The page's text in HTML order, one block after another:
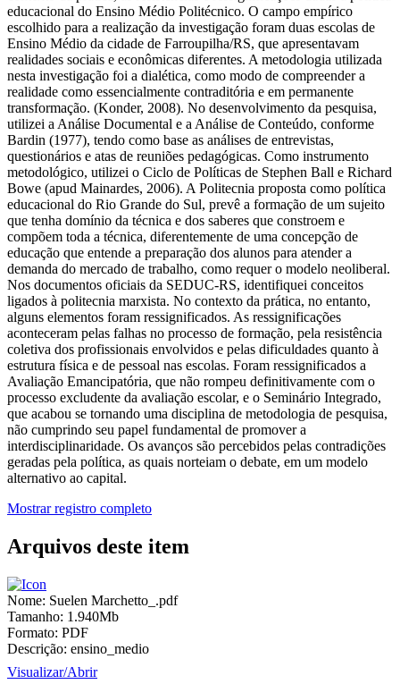
educacional do Ensino Médio Politécnico. O campo empírico
escolhido para a realização da investigação foram duas escolas de
Ensino Médio da cidade de Farroupilha/RS, que apresentavam
realidades sociais e econômicas diferentes. A metodologia utilizada
nesta investigação foi a dialética, como modo de compreender a
realidade como essencialmente contraditória e em permanente
transformação. (Konder, 2008). No desenvolvimento da pesquisa,
utilizei a Análise Documental e a Análise de Conteúdo, conforme
Bardin (1977), tendo como base as análises de entrevistas,
questionários e atas de reuniões pedagógicas. Como instrumento
metodológico, utilizei o Ciclo de Políticas de Stephen Ball e Richard
Bowe (apud Mainardes, 2006). A Politecnia proposta como política
educacional do Rio Grande do Sul, prevê a formação de um sujeito
que tenha domínio da técnica e dos saberes que constroem e
compõem toda a técnica, diferentemente de uma concepção de
educação que entende a preparação dos alunos para atender a
demanda do mercado de trabalho, como requer o modelo neoliberal.
Nos documentos oficiais da SEDUC-RS, identifiquei conceitos
ligados à politecnia marxista. No contexto da prática, no entanto,
alguns elementos foram ressignificados. As ressignificações
aconteceram pelas falhas no processo de formação, pela resistência
coletiva dos profissionais envolvidos e pelas dificuldades quanto à
estrutura física e de pessoal nas escolas. Foram ressignificados a
Avaliação Emancipatória, que não rompeu definitivamente com o
processo excludente da avaliação escolar, e o Seminário Integrado,
que acabou se tornando uma disciplina de metodologia de pesquisa,
não cumprindo seu papel fundamental de promover a
interdisciplinaridade. Os avanços são percebidos pelas contradições
geradas pela política, as quais norteiam o debate, em um modelo
alternativo ao capital.
Mostrar registro completo
Arquivos deste item
Nome: Suelen Marchetto_.pdf
Tamanho: 1.940Mb
Formato: PDF
Descrição: ensino_medio
Visualizar/Abrir